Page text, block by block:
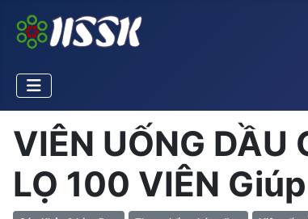
VIÊN UỐNG
LỌ 100 VIÊN